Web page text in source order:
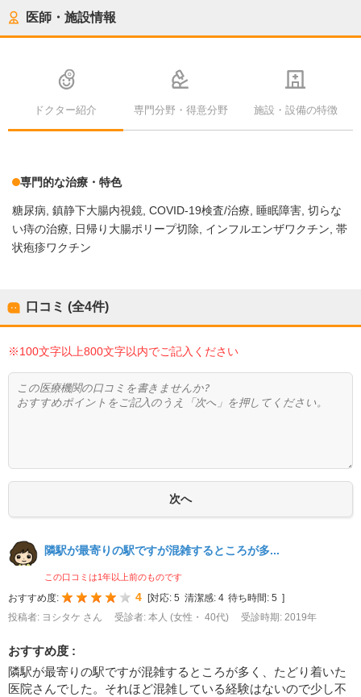
医師・施設情報
ドクター紹介 専門分野・得意分野 施設・設備の特徴
専門的な治療・特色
糖尿病 鎮静下大腸内視鏡 COVID-19検査/治療 睡眠障害 切らな
い痔の治療
日帰り大腸ポリープ切除 インフルエンザワクチン 帯
状疱疹ワクチン
口コミ (全4件)
※100文字以上800文字以内でご記入ください
隣駅が最寄りの駅ですが混雑するところが多...
この口コミは1年以上前のものです
おすすめ度: 4 [対応: 5 清潔感: 4 待ち時間: 5 ]
投稿者: ヨシタケ さん
受診者: 本人 (女性・ 40代) 受診時期: 2019年
おすすめ度 :
隣駅が最寄りの駅ですが混雑するところが多く、たどり着いた
医院さんでした。それほど混雑している経験はないので少し不